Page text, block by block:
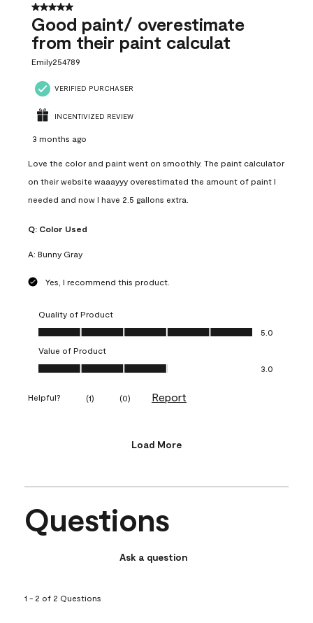
5 out of 5 stars.
Good paint/ overestimate
from their paint calculat
Emily254789
VERIFIED PURCHASER
INCENTIVIZED REVIEW
3 months ago
Love the color and paint went on smoothly. The paint calculator
on their website waaayyy overestimated the amount of paint I
needed and now I have 2.5 gallons extra.
Q: Color Used
A: Bunny Gray
Yes, I recommend this product.
Quality of Product
Quality of Product, 5.0 out of 5
5.0
Value of Product
Value of Product, 3.0 out of 5
3.0
Helpful? (1) (0) Report
Load More
Questions
Ask a question
1 - 2 of 2 Questions